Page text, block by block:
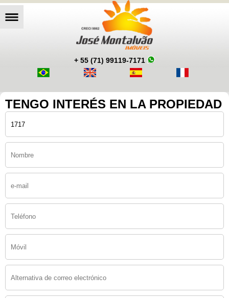
+ 55 (71) 99119-7171
TENGO INTERÉS EN LA PROPIEDAD